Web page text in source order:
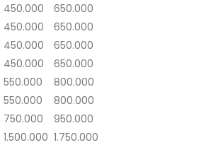
450.000
650.000
450.000
650.000
450.000
650.000
450.000
650.000
550.000
800.000
550.000
800.000
750.000
950.000
1.500.000 1.750.000